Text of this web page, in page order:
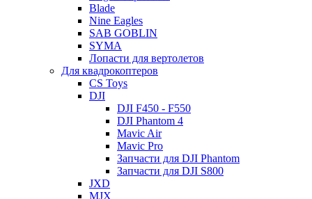
Blade
Nine Eagles
SAB GOBLIN
SYMA
Лопасти для вертолетов
Для квадрокоптеров
CS Toys
DJI
DJI F450 - F550
DJI Phantom 4
Mavic Air
Mavic Pro
Запчасти для DJI Phantom
Запчасти для DJI S800
JXD
MJX